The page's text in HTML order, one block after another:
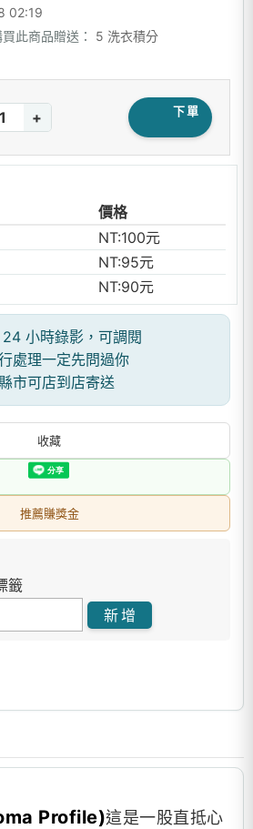
02:19
買此商品贈送： 5 洗衣積分
+ 下單
價格
NT:100元
NT:95元
NT:90元
小時錄影，可調閱
處理一定先問過你
市可店到店寄送
收藏
推薦賺獎金
籤
Profile)這是一股直抵心